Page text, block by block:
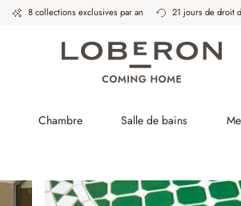
8 collections exclusives par an 21 jours de droit
Chambre Salle de bains